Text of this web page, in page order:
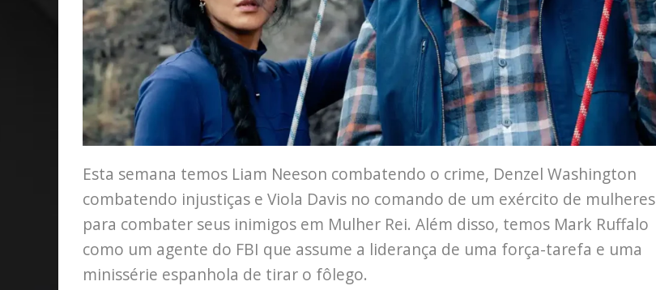
Esta semana temos Liam Neeson combatendo o crime, Denzel Washington
combatendo injustiças e Viola Davis no comando de um exército de mulheres
para combater seus inimigos em Mulher Rei. Além disso, temos Mark Ruffalo
como um agente do FBI que assume a liderança de uma força-tarefa e uma
minissérie espanhola de tirar o fôlego.